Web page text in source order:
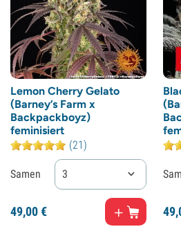
Lemon Cherry Gelato
(Barney’s Farm x
Backpackboyz)
feminisiert
(21)
Samen 3
49,00€ 49,